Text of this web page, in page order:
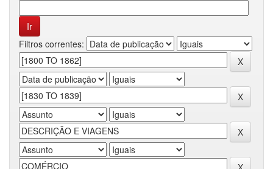
Filtros correntes: